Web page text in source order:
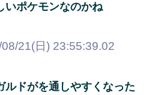
いポケモンなのかね
21(日) 23:55:39.02
ルドがを通しやすくなった